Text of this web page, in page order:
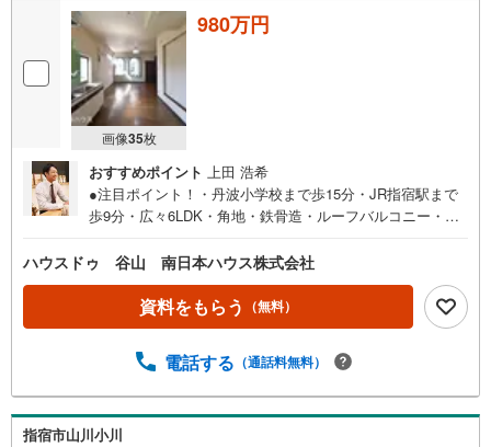
画像35枚
980万円
おすすめポイント 上田 浩希
●注目ポイント！・丹波小学校まで歩15分・JR指宿駅まで
歩9分・広々6LDK・角地・鉄骨造・ルーフバルコニー・日
12月防水塗装・2024年12月2階フロアー等の修繕）●主な周
辺環境・丹波小学校まで徒歩15分（約1200m）・南指宿中
学校まで徒歩10分（約800m）・JR指宿駅まで徒歩9分（約
680m）・ファミリーマート指宿大牟礼店まで60m
ハウスドゥ 谷山 南日本ハウス株式会社
資料をもらう （無料）
電話する （通話料無料）
指宿市山川小川